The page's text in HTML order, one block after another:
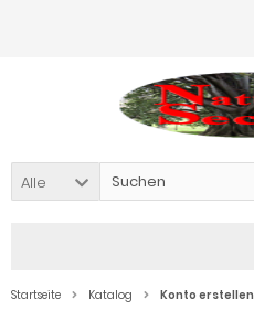
Alle
Startseite Katalog Konto erstellen